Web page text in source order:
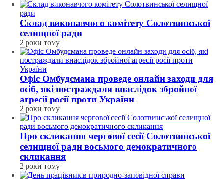
Склад виконавчого комітету Солотвинської
селищної ради
2 роки тому
Офіс Омбудсмана проведе онлайн заходи для
осіб, які постраждали внаслідок збройної
агресії росії проти України
2 роки тому
Про скликання чергової сесії Солотвинської
селищної ради восьмого демократичного
скликання
2 роки тому